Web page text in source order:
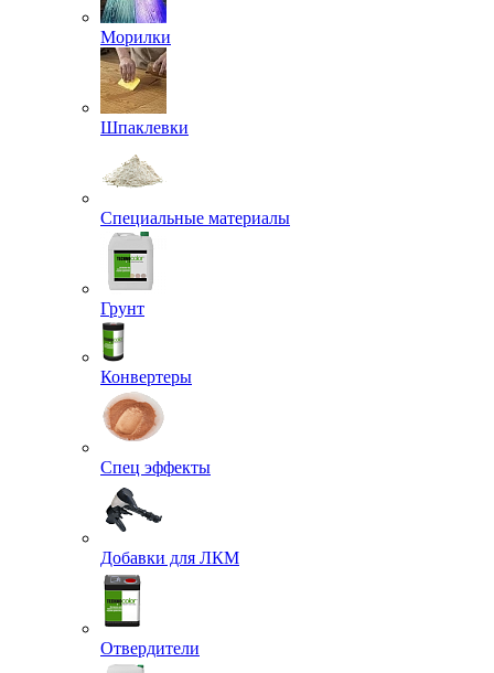
Морилки
Шпаклевки
Специальные материалы
Грунт
Конвертеры
Спец эффекты
Добавки для ЛКМ
Отвердители